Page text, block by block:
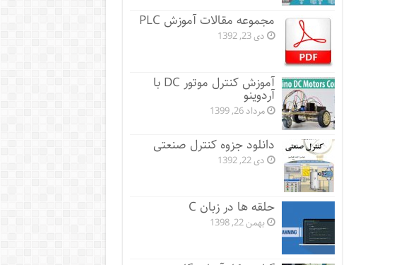
مجموعه مقالات آموزش PLC
دی 23, 1392
آموزش کنترل موتور DC با
آردوینو
مرداد 26, 1399
دانلود جزوه کنترل صنعتی
دی 22, 1392
حلقه ها در زبان C
بهمن 22, 1398